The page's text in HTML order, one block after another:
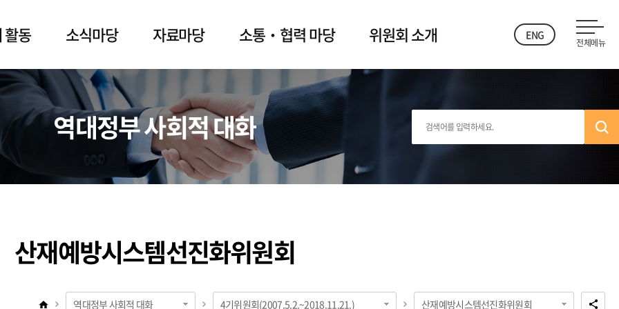
활동 소식마당 자료마당 소통‧협력 마당 위원회 소개 ENG
전체메뉴
역대정부 사회적 대화
산재예방시스템선진화위원회
역대정부 사회적 대화 4기위원회(2007.5.2.~2018.11.21.) 산재예방시스템선진화위원회